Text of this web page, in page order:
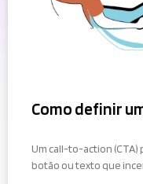
Como definir
Um call-to-action (CTA)
botão ou texto que